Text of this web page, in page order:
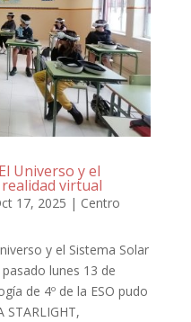
Universo y el
virtual
17, 2025 | Centro
y el Sistema Solar
lunes 13 de
de 4º de la ESO pudo
STARLIGHT,